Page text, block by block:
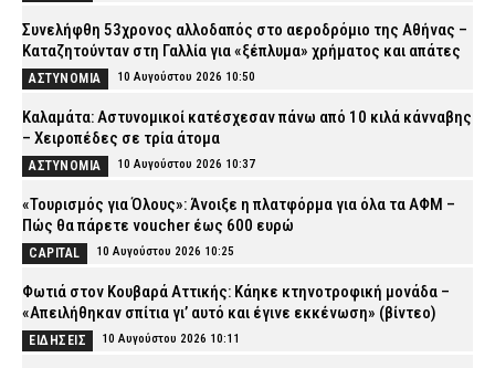
Συνελήφθη 53χρονος αλλοδαπός στο αεροδρόμιο της Αθήνας –
Καταζητούνταν στη Γαλλία για «ξέπλυμα» χρήματος και απάτες
ΑΣΤΥΝΟΜΙΑ 10 Αυγούστου 2026 10:50
Καλαμάτα: Αστυνομικοί κατέσχεσαν πάνω από 10 κιλά κάνναβης
– Χειροπέδες σε τρία άτομα
ΑΣΤΥΝΟΜΙΑ 10 Αυγούστου 2026 10:37
«Τουρισμός για Όλους»: Άνοιξε η πλατφόρμα για όλα τα ΑΦΜ –
Πώς θα πάρετε voucher έως 600 ευρώ
CAPITAL 10 Αυγούστου 2026 10:25
Φωτιά στον Κουβαρά Αττικής: Κάηκε κτηνοτροφική μονάδα –
«Απειλήθηκαν σπίτια γι’ αυτό και έγινε εκκένωση» (βίντεο)
ΕΙΔΗΣΕΙΣ 10 Αυγούστου 2026 10:11